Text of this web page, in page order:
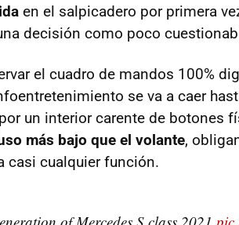
en el salpicadero por primera
decisión como poco
el cuadro de mandos 100%
se va a caer
un interior carente de botones
más bajo que el volante,
casi cualquier función.